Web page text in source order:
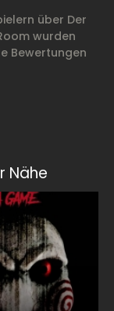
über Der
wurden
Bewertungen
Nähe